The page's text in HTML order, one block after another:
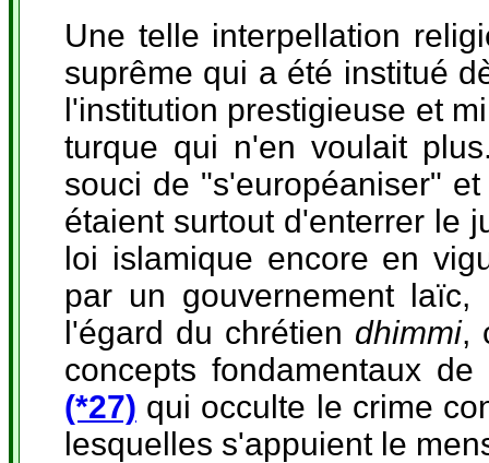
Une telle interpellation
suprême qui a été institué
l'institution prestigieuse et
turque qui n'en voulait
souci de "s'européaniser"
étaient surtout d'enterrer le
loi islamique encore en
par un gouvernement
l'égard du chrétien dhimmi,
concepts fondamentaux
(*27) qui occulte le crime
lesquelles s'appuient le